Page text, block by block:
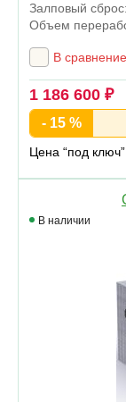
Залповый сброс:
Объем
В сравнение
1 186 600 ₽
- 15 %
Цена “под
В наличии